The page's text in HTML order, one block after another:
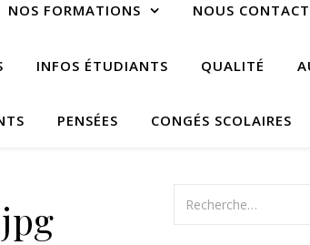
NOS FORMATIONS NOUS
INFOS ÉTUDIANTS QUALITÉ
PENSÉES CONGÉS SCOLAIRES